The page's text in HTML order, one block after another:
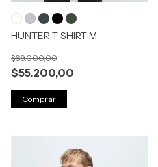
HUNTER T SHIRT M
$55.200,00
$69.000,00
Comprar